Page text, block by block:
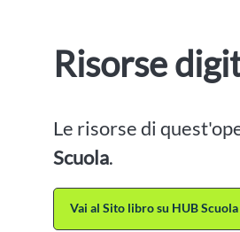
Risorse
Le risorse di
Scuola.
Vai al Sito libro su HUB Scuola